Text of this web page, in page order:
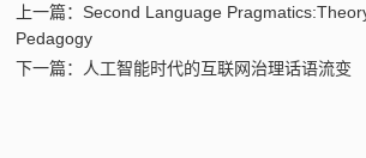
上一篇：Second Language
Pedagogy
下一篇：人工智能时代的互联网治理话语流变